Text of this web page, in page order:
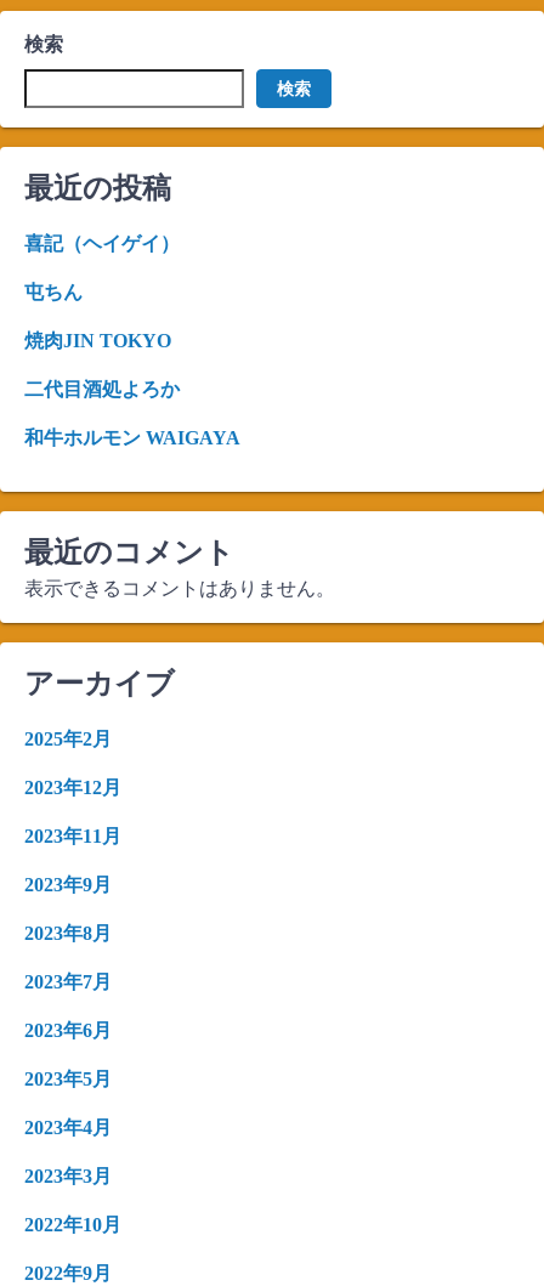
ナ
ビ
ゲ
ー
シ
ョ
ン
検索
検索
最近の投稿
喜記（ヘイゲイ）
屯ちん
焼肉JIN TOKYO
二代目酒処よろか
和牛ホルモン WAIGAYA
最近のコメント
表示できるコメントはありません。
アーカイブ
2025年2月
2023年12月
2023年11月
2023年9月
2023年8月
2023年7月
2023年6月
2023年5月
2023年4月
2023年3月
2022年10月
2022年9月